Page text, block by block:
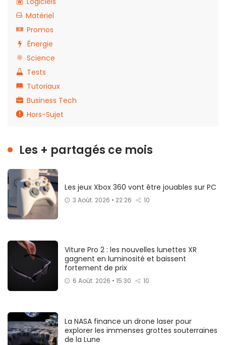
Matériel
Promos
Énergie
Science
Tests
Tutoriaux
Business Tech
Hors-Sujet
Les + partagés ce mois
Les jeux Xbox 360 vont être jouables sur PC
3 Août. 2026 • 22:26 10
Viture Pro 2 : les nouvelles lunettes XR
gagnent en luminosité et baissent
fortement de prix
6 Août. 2026 • 15:30 10
La NASA finance un drone laser pour
explorer les immenses grottes souterraines
de la Lune